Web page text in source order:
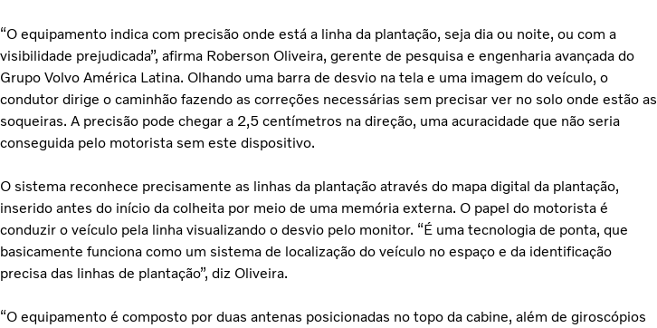
“O equipamento indica com precisão onde está a linha da plantação, seja dia ou noite, ou com a
visibilidade prejudicada”, afirma Roberson Oliveira, gerente de pesquisa e engenharia avançada do
Grupo Volvo América Latina. Olhando uma barra de desvio na tela e uma imagem do veículo, o
condutor dirige o caminhão fazendo as correções necessárias sem precisar ver no solo onde estão as
soqueiras. A precisão pode chegar a 2,5 centímetros na direção, uma acuracidade que não seria
conseguida pelo motorista sem este dispositivo.
O sistema reconhece precisamente as linhas da plantação através do mapa digital da plantação,
inserido antes do início da colheita por meio de uma memória externa. O papel do motorista é
conduzir o veículo pela linha visualizando o desvio pelo monitor. “É uma tecnologia de ponta, que
basicamente funciona como um sistema de localização do veículo no espaço e da identificação
precisa das linhas de plantação”, diz Oliveira.
“O equipamento é composto por duas antenas posicionadas no topo da cabine, além de giroscópios